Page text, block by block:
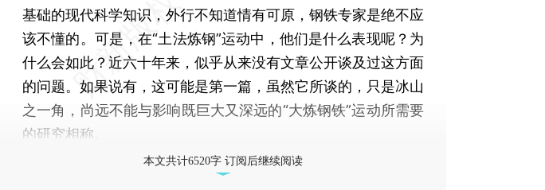
基础的现代科学知识，外行不知道情有可原，钢铁专家是绝不应
该不懂的。可是，在“土法炼钢”运动中，他们是什么表现呢？为
什么会如此？近六十年来，似乎从来没有文章公开谈及过这方面
的问题。如果说有，这可能是第一篇，虽然它所谈的，只是冰山
之一角，尚远不能与影响既巨大又深远的“大炼钢铁”运动所需要
的研究相称。
本文共计6520字 订阅后继续阅读